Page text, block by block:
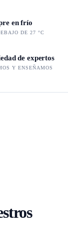
en frío
DE 27 °C
de expertos
Y ENSEÑAMOS